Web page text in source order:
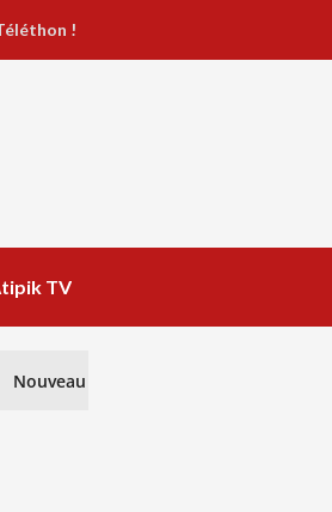
!
TV
Nouveau regard sur l’Algérie : Une